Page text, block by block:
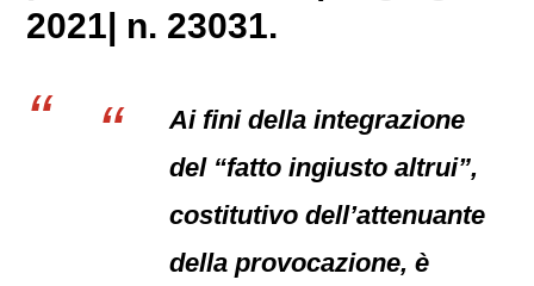
2021| n. 23031.
Ai fini della integrazione
del “fatto ingiusto altrui”,
costitutivo dell’attenuante
della provocazione, è